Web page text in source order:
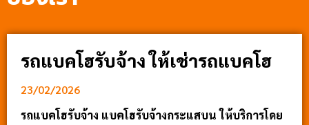
รถแบคโฮรับจ้าง ให้เช่ารถแบคโฮ
23/02/2026
รถแบคโฮรับจ้าง แบคโฮรับจ้างกระแสบน ให้บริการโดย